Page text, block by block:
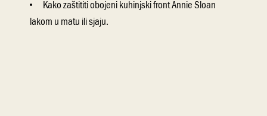
Kako zaštititi obojeni kuhinjski front Annie Sloan
lakom u matu ili sjaju.